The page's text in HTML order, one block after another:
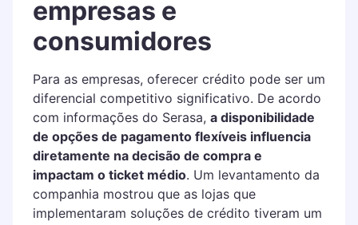
empresas e
consumidores
Para as empresas, oferecer crédito pode ser um
diferencial competitivo significativo. De acordo
com informações do Serasa, a disponibilidade
de opções de pagamento flexíveis influencia
diretamente na decisão de compra e
impactam o ticket médio. Um levantamento da
companhia mostrou que as lojas que
implementaram soluções de crédito tiveram um